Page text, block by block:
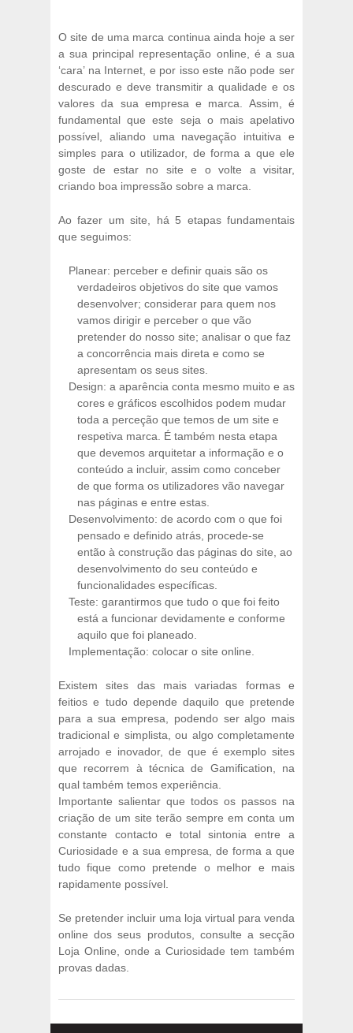
O site de uma marca continua ainda hoje a ser
a sua principal representação online, é a sua
‘cara’ na Internet, e por isso este não pode ser
descurado e deve transmitir a qualidade e os
valores da sua empresa e marca. Assim, é
fundamental que este seja o mais apelativo
possível, aliando uma navegação intuitiva e
simples para o utilizador, de forma a que ele
goste de estar no site e o volte a visitar,
criando boa impressão sobre a marca.
Ao fazer um site, há 5 etapas fundamentais
que seguimos:
Planear: perceber e definir quais são os
verdadeiros objetivos do site que vamos
desenvolver; considerar para quem nos
vamos dirigir e perceber o que vão
pretender do nosso site; analisar o que faz
a concorrência mais direta e como se
apresentam os seus sites.
Design: a aparência conta mesmo muito e as
cores e gráficos escolhidos podem mudar
toda a perceção que temos de um site e
respetiva marca. É também nesta etapa
que devemos arquitetar a informação e o
conteúdo a incluir, assim como conceber
de que forma os utilizadores vão navegar
nas páginas e entre estas.
Desenvolvimento: de acordo com o que foi
pensado e definido atrás, procede-se
então à construção das páginas do site, ao
desenvolvimento do seu conteúdo e
funcionalidades específicas.
Teste: garantirmos que tudo o que foi feito
está a funcionar devidamente e conforme
aquilo que foi planeado.
Implementação: colocar o site online.
Existem sites das mais variadas formas e
feitios e tudo depende daquilo que pretende
para a sua empresa, podendo ser algo mais
tradicional e simplista, ou algo completamente
arrojado e inovador, de que é exemplo sites
que recorrem à técnica de Gamification, na
qual também temos experiência.
Importante salientar que todos os passos na
criação de um site terão sempre em conta um
constante contacto e total sintonia entre a
Curiosidade e a sua empresa, de forma a que
tudo fique como pretende o melhor e mais
rapidamente possível.
Se pretender incluir uma loja virtual para venda
online dos seus produtos, consulte a secção
Loja Online, onde a Curiosidade tem também
provas dadas.